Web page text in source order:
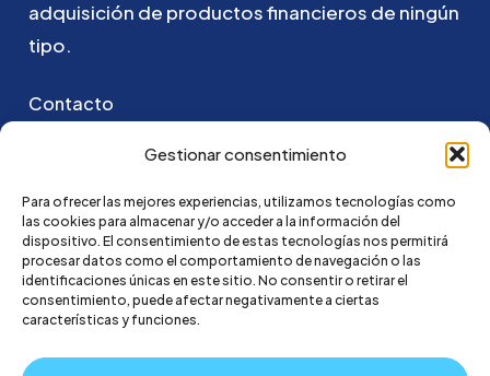
Gestionar consentimiento
Para ofrecer las mejores experiencias, utilizamos tecnologías como
las cookies para almacenar y/o acceder a la información del
dispositivo. El consentimiento de estas tecnologías nos permitirá
procesar datos como el comportamiento de navegación o las
identificaciones únicas en este sitio. No consentir o retirar el
consentimiento, puede afectar negativamente a ciertas
características y funciones.
adquisición de productosfinancieros de ningún
tipo.
Contacto
Puedes ponerte en contacto con nosotros
hola@credi4me.com